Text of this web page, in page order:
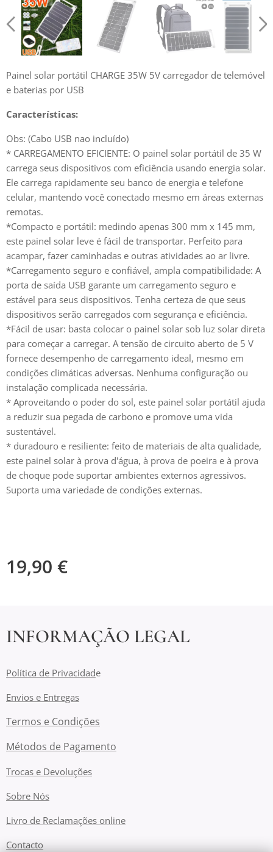
Painel solar portátil CHARGE 35W 5V carregador de telemóvel
e baterias por USB
Características:
Obs: (Cabo USB nao incluído)
* CARREGAMENTO EFICIENTE: O painel solar portátil de 35 W
carrega seus dispositivos com eficiência usando energia solar.
Ele carrega rapidamente seu banco de energia e telefone
celular, mantendo você conectado mesmo em áreas externas
remotas.
*Compacto e portátil: medindo apenas 300 mm x 145 mm,
este painel solar leve é fácil de transportar. Perfeito para
acampar, fazer caminhadas e outras atividades ao ar livre.
*Carregamento seguro e confiável, ampla compatibilidade: A
porta de saída USB garante um carregamento seguro e
estável para seus dispositivos. Tenha certeza de que seus
dispositivos serão carregados com segurança e eficiência.
*Fácil de usar: basta colocar o painel solar sob luz solar direta
para começar a carregar. A tensão de circuito aberto de 5 V
fornece desempenho de carregamento ideal, mesmo em
condições climáticas adversas. Nenhuma configuração ou
instalação complicada necessária.
* Aproveitando o poder do sol, este painel solar portátil ajuda
a reduzir sua pegada de carbono e promove uma vida
sustentável.
* duradouro e resiliente: feito de materiais de alta qualidade,
este painel solar à prova d'água, à prova de poeira e à prova
de choque pode suportar ambientes externos agressivos.
Suporta uma variedade de condições externas.
19,90 €
INFORMAÇÃO LEGAL
Política de Privacidade
Envios e Entregas
Termos e Condições
Métodos de Pagamento
Trocas e Devoluções
Sobre Nós
Livro de Reclamações online
Contacto